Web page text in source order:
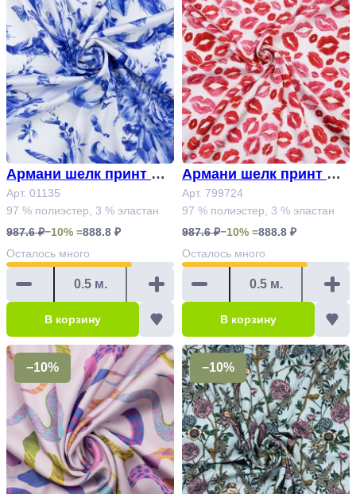
Армани шелк принт Ар
т. 01135
Арт. 01135
97 % полиэстер, 3 % эластан
987.6 ₽−10% =888.8 ₽
Осталось много
В корзину
Армани шелк принт Ар
т. 799724
Арт. 799724
97 % полиэстер, 3 % эластан
987.6 ₽−10% =888.8 ₽
Осталось много
В корзину
−10% −10%